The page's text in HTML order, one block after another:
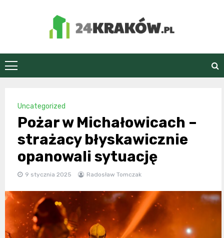
24Kraków.pl
Uncategorized
Pożar w Michałowicach –
strażacy błyskawicznie
opanowali sytuację
9 stycznia 2025 Radosław Tomczak